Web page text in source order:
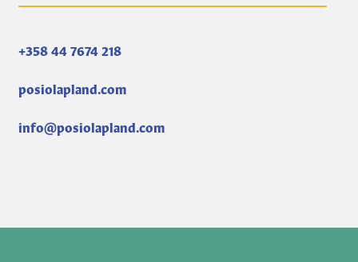
+358 44 7674 218
posiolapland.com
info@posiolapland.com